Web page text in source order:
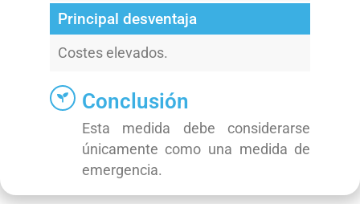
Principal desventaja
Costes elevados.
Conclusión
Esta medida debe considerarse
únicamente como una medida de
emergencia.